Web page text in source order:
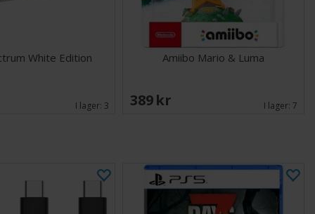
White Edition
I lager: 3
Amiibo Mario & Luma
389 SEK I lager:7